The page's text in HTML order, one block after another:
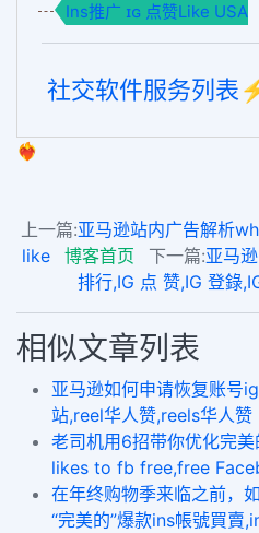
Ins推广 ɪɢ 点赞Like USA
社交软件服务列表
❤️‍🔥
上一篇:亚马逊站内广告解析
like
博客首页 下一篇:亚马
排行,IG 点 赞,IG 登錄
相似文章列表
亚马逊如何申请恢复账号
站,reel华人赞,reels华人赞
老司机用6招带你优化完
likes to fb free,free
在年终购物季来临之前，
“完美的”爆款ins帳號買賣